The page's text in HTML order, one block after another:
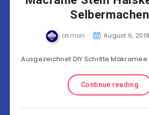
Selbermachen
akman August 9, 2019
Ausgezeichnet DIY Schritte
Continue reading